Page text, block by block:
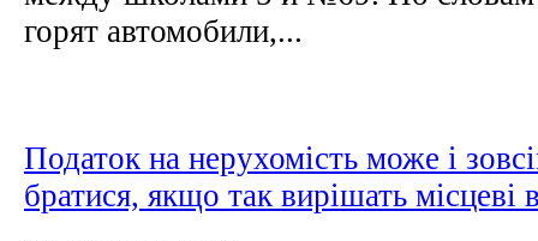
горят автомобили,...
Податок на нерухомість може і
братися, якщо так вирішать місцеві